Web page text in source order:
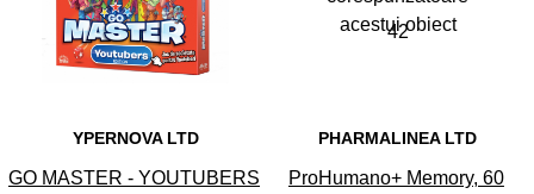
41
YPERNOVA LTD
GO MASTER - YOUTUBERS
42
PHARMALINEA LTD
ProHumano+ Memory, 60